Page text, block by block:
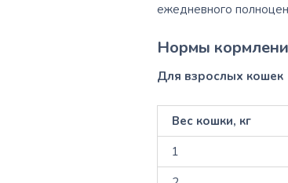
ежедневного
Нормы
Для взрослых кошек
Вес кошки, кг
1